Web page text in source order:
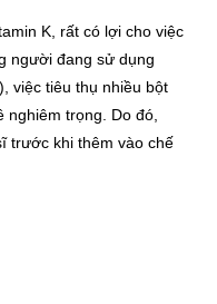
K, rất có lợi cho việc
người đang sử dụng
việc tiêu thụ nhiều bột
trọng. Do đó,
trước khi thêm vào chế